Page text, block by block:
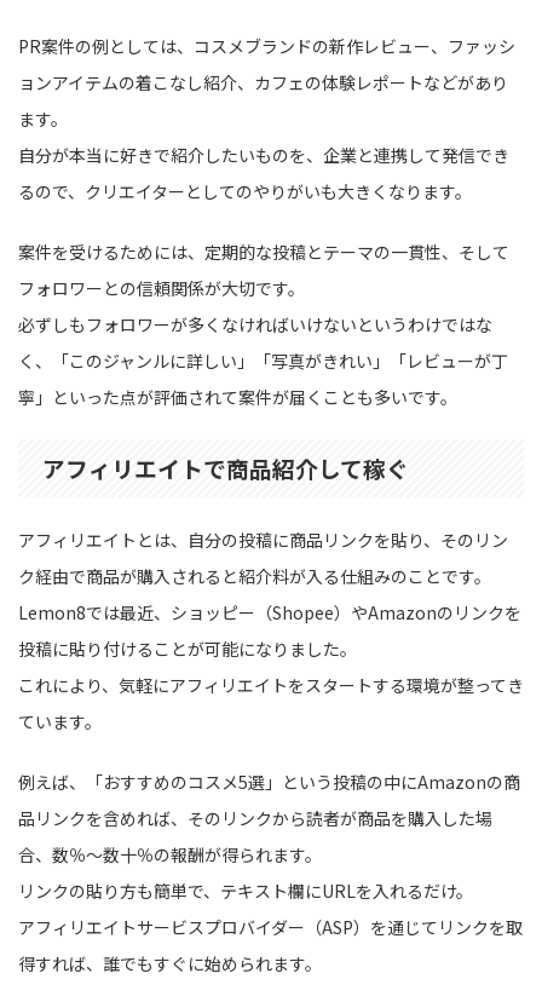
PR案件の例としては、コスメブランドの新作レビュー、ファッシ
ョンアイテムの着こなし紹介、カフェの体験レポートなどがあり
ます。
自分が本当に好きで紹介したいものを、企業と連携して発信でき
るので、クリエイターとしてのやりがいも大きくなります。
案件を受けるためには、定期的な投稿とテーマの一貫性、そして
フォロワーとの信頼関係が大切です。
必ずしもフォロワーが多くなければいけないというわけではな
く、「このジャンルに詳しい」「写真がきれい」「レビューが丁
寧」といった点が評価されて案件が届くことも多いです。
アフィリエイトで商品紹介して稼ぐ
アフィリエイトとは、自分の投稿に商品リンクを貼り、そのリン
ク経由で商品が購入されると紹介料が入る仕組みのことです。
Lemon8では最近、ショッピー（Shopee）やAmazonのリンクを
投稿に貼り付けることが可能になりました。
これにより、気軽にアフィリエイトをスタートする環境が整ってき
ています。
例えば、「おすすめのコスメ5選」という投稿の中にAmazonの商
品リンクを含めれば、そのリンクから読者が商品を購入した場
合、数％〜数十％の報酬が得られます。
リンクの貼り方も簡単で、テキスト欄にURLを入れるだけ。
アフィリエイトサービスプロバイダー（ASP）を通じてリンクを取
得すれば、誰でもすぐに始められます。